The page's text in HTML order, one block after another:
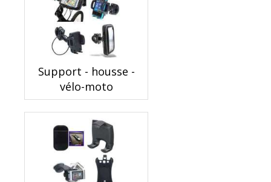
Support - housse -
vélo-moto